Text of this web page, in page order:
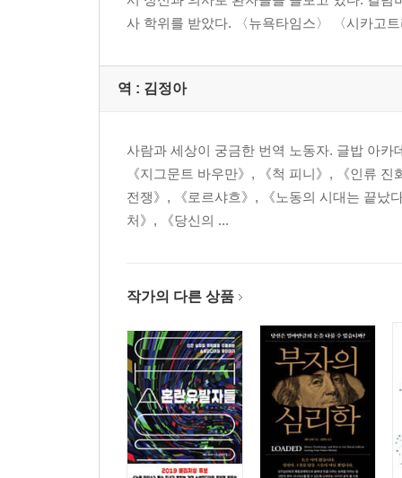
사 학위를 받았다. 〈뉴욕타임스〉 〈시카고
역 : 김정아
사람과 세상이 궁금한 번역 노동자. 글밥 아
《지그문트 바우만》, 《척 피니》, 《인류
전쟁》, 《로르샤흐》, 《노동의 시대는 끝났
처》, 《당신의 ...
작가의 다른 상품